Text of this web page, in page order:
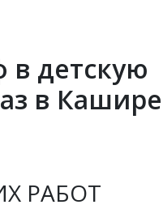
детскую
в Кашире
РАБОТ